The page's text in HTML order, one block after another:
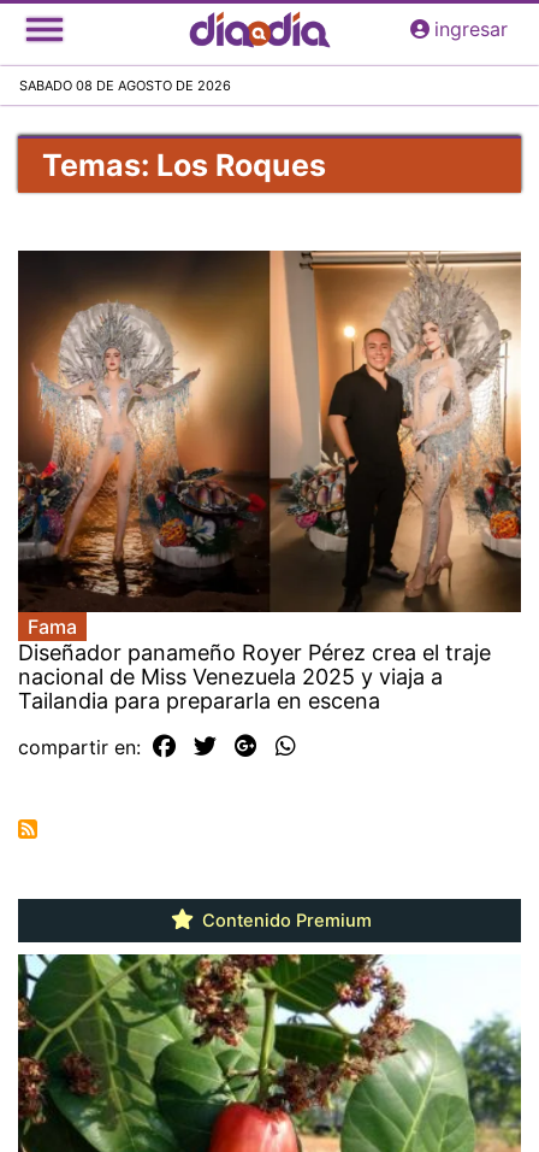
Pasar
al
principal
ingresar
SABADO 08 DE AGOSTO DE 2026
Temas: Los Roques
Fama
Diseñador panameño Royer Pérez crea el traje
nacional de Miss Venezuela 2025 y viaja a
Tailandia para prepararla en escena
compartir en:
Contenido Premium